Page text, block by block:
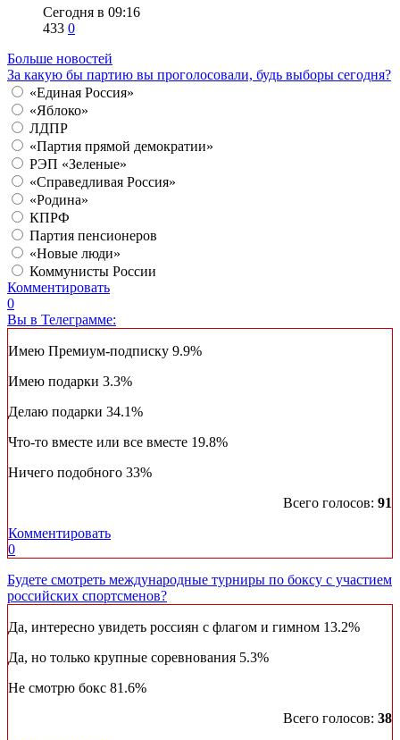
Сегодня в 09:16
433 0
Больше новостей
За какую бы партию вы проголосовали, будь выборы сегодня?
«Единая Россия»
«Яблоко»
ЛДПР
«Партия прямой демократии»
РЭП «Зеленые»
«Справедливая Россия»
«Родина»
КПРФ
Партия пенсионеров
«Новые люди»
Коммунисты России
Комментировать
0
Вы в Телеграмме:
Имею Премиум-подписку 9.9%
Имею подарки 3.3%
Делаю подарки 34.1%
Что-то вместе или все вместе 19.8%
Ничего подобного 33%
Всего голосов: 91
Комментировать
0
Будете смотреть международные турниры по боксу с участием
российских спортсменов?
Да, интересно увидеть россиян с флагом и гимном 13.2%
Да, но только крупные соревнования 5.3%
Не смотрю бокс 81.6%
Всего голосов: 38